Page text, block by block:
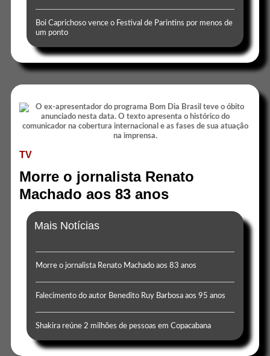
Boi Caprichoso vence o Festival de Parintins por menos de
um ponto
TV
Morre o jornalista Renato
Machado aos 83 anos
Mais Notícias
Morre o jornalista Renato Machado aos 83 anos
Falecimento do autor Benedito Ruy Barbosa aos 95 anos
Shakira reúne 2 milhões de pessoas em Copacabana